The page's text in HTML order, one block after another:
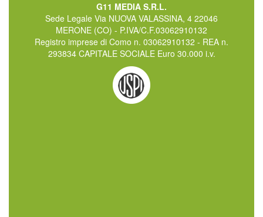
G11 MEDIA S.R.L.
Sede Legale Via NUOVA VALASSINA, 4 22046
MERONE (CO) - P.IVA/C.F.03062910132
Registro imprese di Como n. 03062910132 - REA n.
293834 CAPITALE SOCIALE Euro 30.000 i.v.